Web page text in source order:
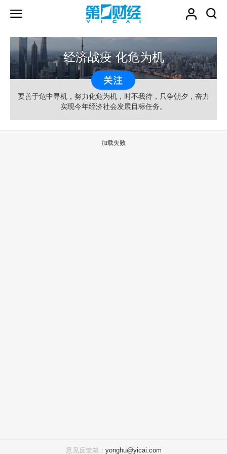
经济战疫 化危为机
要善于危中寻机，努力化危为机，时不我待，只争朝夕，奋力
实现今年经济社会发展目标任务。
加载失败
意见反馈箱： yonghu@yicai.com